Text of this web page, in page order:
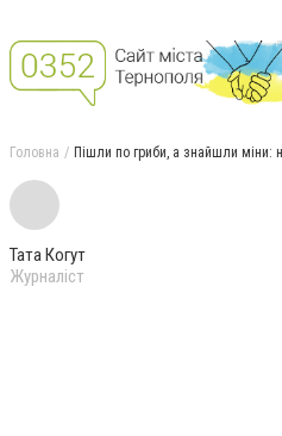
Головна Пішли по гриби, а знайшли міни:
Тата Когут
Журналіст